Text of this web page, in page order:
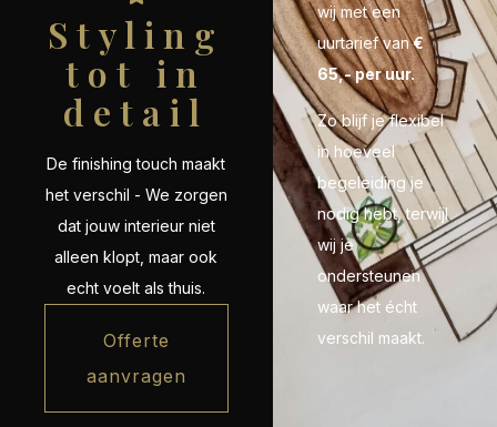
Styling
tot in
detail
De finishing touch maakt
het verschil - We zorgen
dat jouw interieur niet
alleen klopt, maar ook
echt voelt als thuis.
Offerte
aanvragen
wij met een
uurtarief van€
65,- per uur.
Zo blijf je flexibel
in hoeveel
begeleiding je
nodig hebt, terwijl
wij je
ondersteunen
waar het écht
verschil maakt.